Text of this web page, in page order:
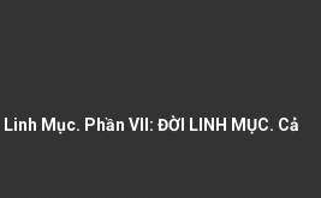
u
g
Mục. Phần VII: ĐỜI LINH MỤC. Cả